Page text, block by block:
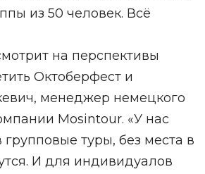
из 50 человек. Всё
на перспективы
Октоберфест и
менеджер немецкого
Mosintour. «У нас
туры, без места в
И для индивидуалов